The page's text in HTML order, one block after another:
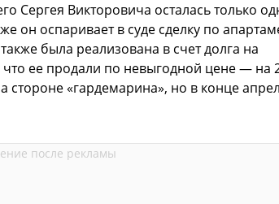
Сергея Викторовича осталась только
он оспаривает в суде сделку по
была реализована в счет долга на
что ее продали по невыгодной цене — на
«гардемарина», но в конце